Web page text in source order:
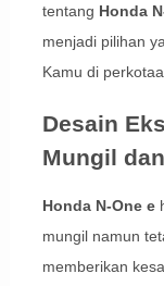
tentang Honda
menjadi pilihan
Kamu di
Desain
Mungil
Honda N-One e
mungil namun
memberikan